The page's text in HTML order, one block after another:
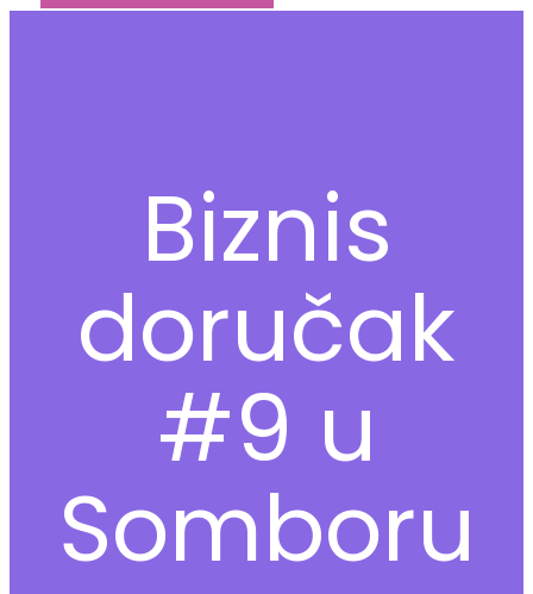
Biznis
doručak
#9 u
Somboru